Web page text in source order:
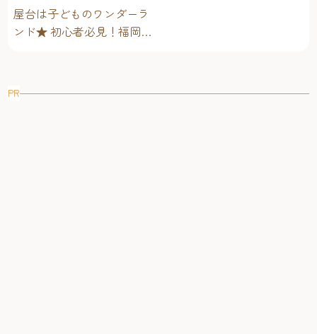
屋台は子どものワンダーラ
ンド★ 初心者必見！福岡博
PR